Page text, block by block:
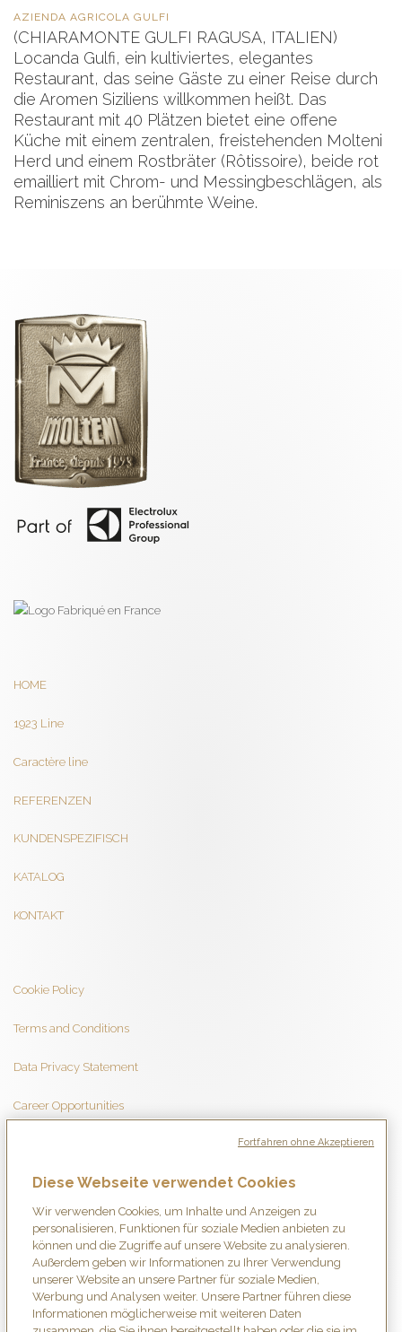
AZIENDA AGRICOLA GULFI
(CHIARAMONTE GULFI RAGUSA, ITALIEN)
Locanda Gulfi, ein kultiviertes, elegantes
Restaurant, das seine Gäste zu einer Reise durch
die Aromen Siziliens willkommen heißt. Das
Restaurant mit 40 Plätzen bietet eine offene
Küche mit einem zentralen, freistehenden Molteni
Herd und einem Rostbräter (Rôtissoire), beide rot
emailliert mit Chrom- und Messingbeschlägen, als
Reminiszens an berühmte Weine.
HOME
1923 Line
Caractère line
REFERENZEN
KUNDENSPEZIFISCH
KATALOG
KONTAKT
Cookie Policy
Terms and Conditions
Data Privacy Statement
Career Opportunities
Diese Webseite verwendet Cookies
Wir verwenden Cookies, um Inhalte und Anzeigen zu
personalisieren, Funktionen für soziale Medien anbieten zu
können und die Zugriffe auf unsere Website zu analysieren.
Außerdem geben wir Informationen zu Ihrer Verwendung
unserer Website an unsere Partner für soziale Medien,
Werbung und Analysen weiter. Unsere Partner führen diese
Informationen möglicherweise mit weiteren Daten
Fortfahren ohne Akzeptieren